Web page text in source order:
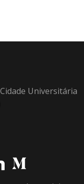
Universitária